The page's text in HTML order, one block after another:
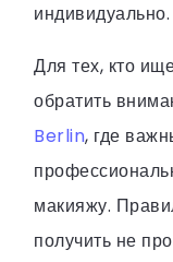
индивидуально.
Для тех, кто
обратить
Berlin, где
макияжу.
получить не